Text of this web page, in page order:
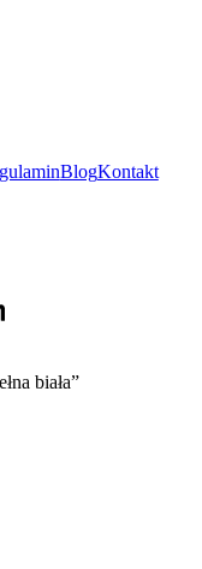
BlogKontakt
biała”